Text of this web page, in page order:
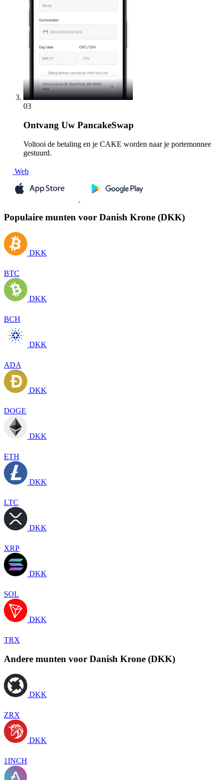
03
Ontvang Uw PancakeSwap
Voltooi de betaling en je CAKE worden naar je portemonnee
gestuurd.
Web
Populaire munten voor Danish Krone (DKK)
DKK
BTC
DKK
BCH
DKK
ADA
DKK
DOGE
DKK
ETH
DKK
LTC
DKK
XRP
DKK
SOL
DKK
TRX
Andere munten voor Danish Krone (DKK)
DKK
ZRX
DKK
1INCH